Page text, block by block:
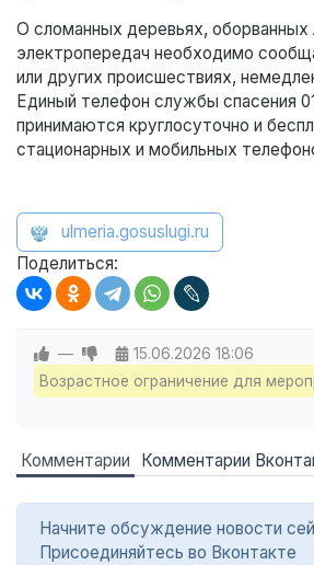
О сломанных деревьях, оборванных
электропередач необходимо
или других происшествиях,
Единый телефон службы спасения 01
принимаются круглосуточно и
стационарных и мобильных
ulmeria.gosuslugi.ru
Поделиться:
— 15.06.2026 18:06
Возрастное ограничение для
Комментарии Комментарии
Начните обсуждение новости
Присоединяйтесь во Вконтакте